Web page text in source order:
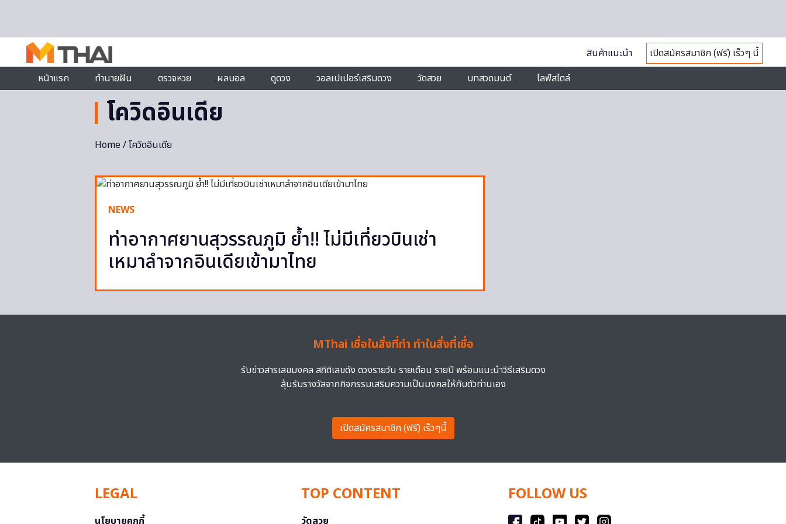
สินค้าแนะนำ
เปิดสมัครสมาชิก (ฟรี) เร็วๆ นี้
หน้าแรก
ทำนายฝัน ตรวจหวย ผลบอล ดูดวง วอลเปเปอร์เสริมดวง วัดสวย บทสวดมนต์ ไลฟ์สไตล์
โควิดอินเดีย
Home/ โควิดอินเดีย
NEWS
ท่าอากาศยานสุวรรณภูมิ ย้ำ!! ไม่มีเที่ยวบินเช่า
เหมาลำจากอินเดียเข้ามาไทย
MThai เชื่อในสิ่งที่ทำ ทำในสิ่งที่เชื่อ
รับข่าวสารเลขมงคล สถิติเลขดัง ดวงรายวัน รายเดือน รายปี พร้อมแนะนำวิธีเสริมดวง
ลุ้นรับรางวัลจากกิจกรรมเสริมความเป็นมงคลให้กับตัวท่านเอง
เปิดสมัครสมาชิก (ฟรี) เร็วๆนี้
LEGAL
นโยบายคุกกี้
TOP CONTENT
วัดสวย
FOLLOW US